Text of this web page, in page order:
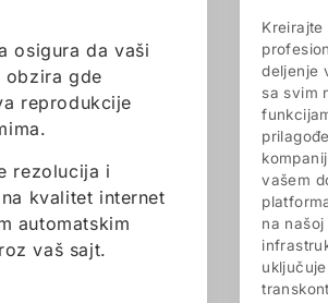
osigura da vaši
obzira gde
reprodukcije
rezolucija i
kvalitet internet
automatskim
vaš sajt.
Kreirajte
deljenje
sa svim
vašem
na
uključuje